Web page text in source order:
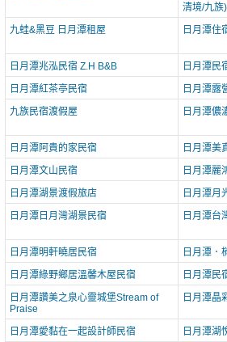
清境/九族)
九蛙&黑豆 日月潭租屋 日月潭住
日月潭兆泓民宿 Z.H B&B
日月潭民
日月潭紅茶亭民宿
日月潭露
九族民宿渡假屋
日月潭儂
日月潭阿貴的家民宿
日月潭美
日月潭文山民宿
日月潭麗
日月潭湖景渡假旅店
日月潭月
日月潭日月灣湖景民宿
日月潭台
日月潭明軒曉居民宿
日月潭．
日月潭綠野鄉居溫馨木屋民宿
日月潭民
日月潭讚美之泉心靈城堡Stream of
Praise
日月潭晶
日月潭愛黏在一起設計師民宿 日月潭湖